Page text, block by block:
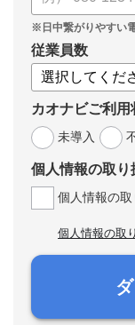
従業員数
カオナビご利用
未導入
個人情報の取り
個人情報の取
個人情報の取